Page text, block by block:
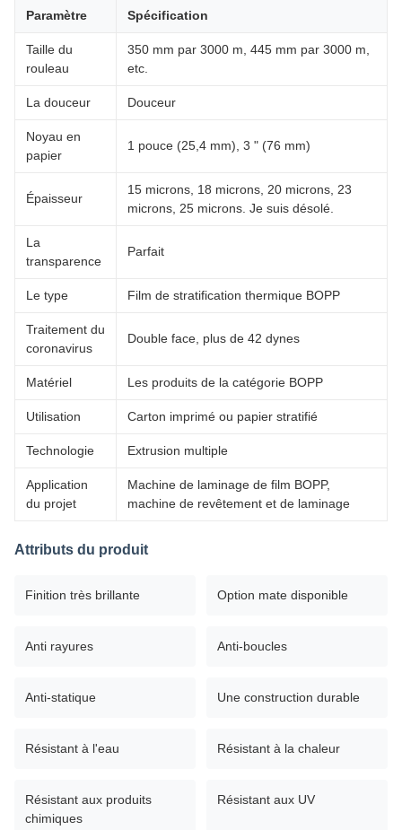
Paramètre Spécification
Taille du
rouleau
350 mm par 3000 m, 445 mm par 3000 m,
etc.
La douceur Douceur
Noyau en
papier
1 pouce (25,4 mm), 3 " (76 mm)
Épaisseur
15 microns, 18 microns, 20 microns, 23
microns, 25 microns. Je suis désolé.
La
transparence
Parfait
Le type Film de stratification thermique BOPP
Traitement du
coronavirus
Double face, plus de 42 dynes
Matériel Les produits de la catégorie BOPP
Utilisation Carton imprimé ou papier stratifié
Technologie Extrusion multiple
Application
du projet
Machine de laminage de film BOPP,
machine de revêtement et de laminage
Attributs du produit
Finition très brillante Option mate disponible
Anti rayures Anti-boucles
Anti-statique Une construction durable
Résistant à l'eau Résistant à la chaleur
Résistant aux produits
chimiques
Résistant aux UV